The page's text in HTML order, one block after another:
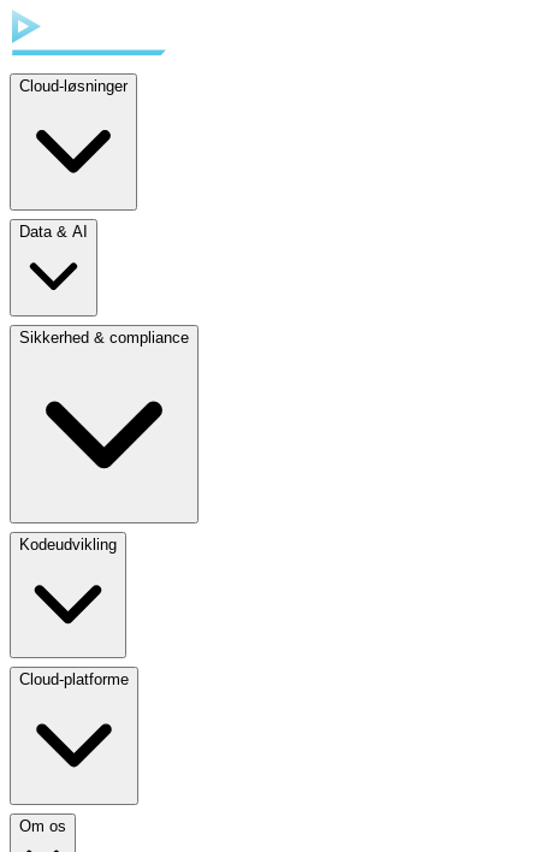
Cloud-løsninger
Data & AI
Sikkerhed & compliance
Kodeudvikling
Cloud-platforme
Om os